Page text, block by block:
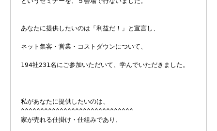
あなたに提供したいのは「利益だ！」と宣言し、
ネット集客・営業・コストダウンについて、
194社231名にご参加いただいて、学んでいただきました。
私があなたに提供したいのは、
^^^^^^^^^^^^^^^^^^^^^^^^^^^^^
家が売れる仕掛け・仕組みであり、